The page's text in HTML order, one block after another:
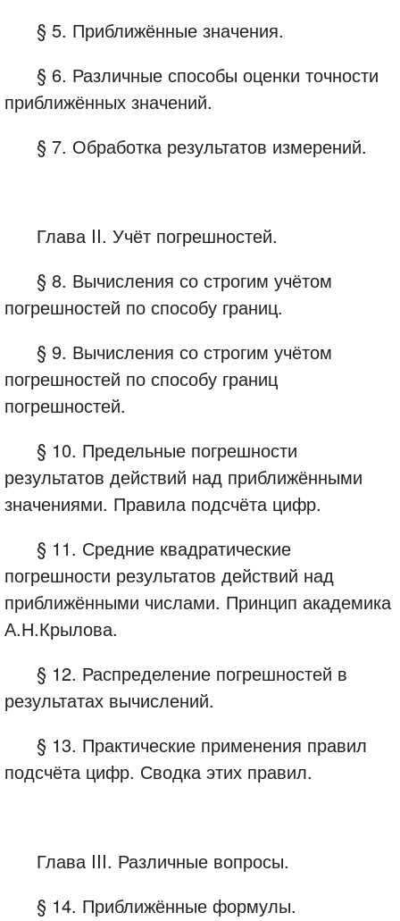
§ 5. Приближённые значения.
§ 6. Различные способы оценки точности
приближённых значений.
§ 7. Обработка результатов измерений.
Глава II. Учёт погрешностей.
§ 8. Вычисления со строгим учётом
погрешностей по способу границ.
§ 9. Вычисления со строгим учётом
погрешностей по способу границ
погрешностей.
§ 10. Предельные погрешности
результатов действий над приближёнными
значениями. Правила подсчёта цифр.
§ 11. Средние квадратические
погрешности результатов действий над
приближёнными числами. Принцип академика
А.Н.Крылова.
§ 12. Распределение погрешностей в
результатах вычислений.
§ 13. Практические применения правил
подсчёта цифр. Сводка этих правил.
Глава III. Различные вопросы.
§ 14. Приближённые формулы.